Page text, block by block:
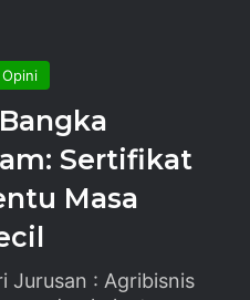
Opini
Sertifikat
Masa
Jurusan : Agribisnis